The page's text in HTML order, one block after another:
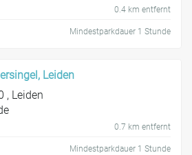
0.4 km entfernt
Mindestparkdauer 1 Stunde
Leiden
, Leiden
0.7 km entfernt
Mindestparkdauer 1 Stunde